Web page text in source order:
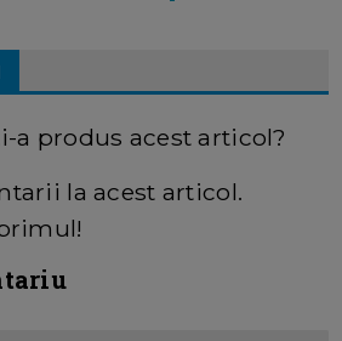
a produs acest articol?
la acest articol.